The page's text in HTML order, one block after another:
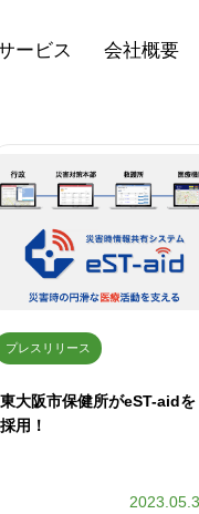
ービス 会社概要
プレスリリース
東大阪市保健所がeST-aidを
採用！